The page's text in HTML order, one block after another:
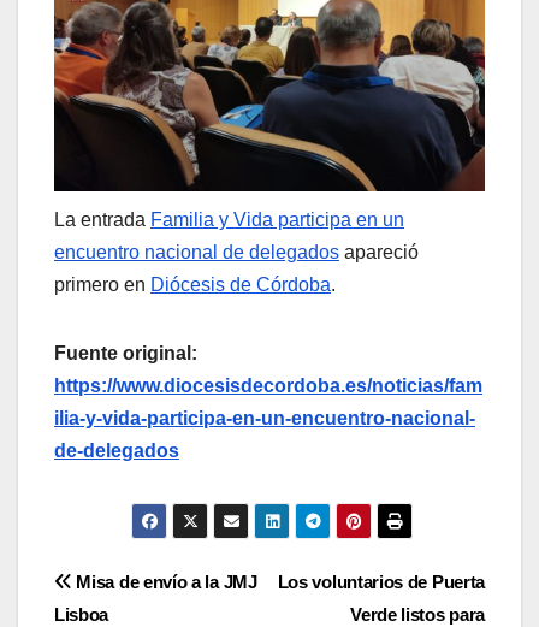
La entrada Familia y Vida participa en un
encuentro nacional de delegados apareció
primero en Diócesis de Córdoba.
Fuente original:
https://www.diocesisdecordoba.es/noticias/fam
ilia-y-vida-participa-en-un-encuentro-nacional-
de-delegados
Navegación
Los voluntarios de Puerta
Verde listos para
Misa de envío a la JMJ
Lisboa